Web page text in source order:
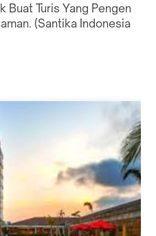
Buat Turis Yang Pengen
(Santika Indonesia